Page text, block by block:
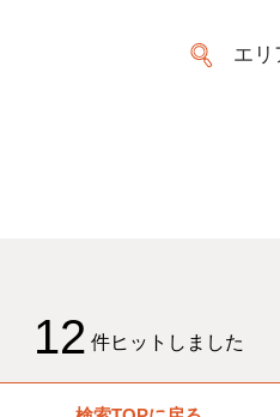
エリ
12 件ヒットしました